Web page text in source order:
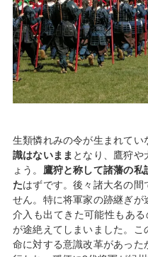
生類憐れみの令が生まれてい
識はないまま となり、鷹狩や
ょう。 鷹狩と称して諸藩の
たはずです。後々諸大名の間
せん。特に将軍家の跡継ぎ
介入も出てきた可能性もあ
が途絶えてしまいました。
命に対する意識改革があっ